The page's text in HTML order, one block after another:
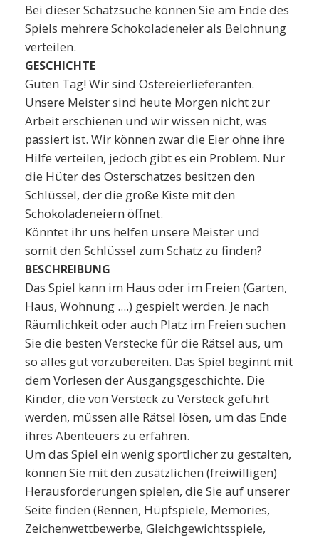
Bei dieser Schatzsuche können Sie am Ende des
Spiels mehrere Schokoladeneier als Belohnung
verteilen.
GESCHICHTE
Guten Tag! Wir sind Ostereierlieferanten.
Unsere Meister sind heute Morgen nicht zur
Arbeit erschienen und wir wissen nicht, was
passiert ist. Wir können zwar die Eier ohne ihre
Hilfe verteilen, jedoch gibt es ein Problem. Nur
die Hüter des Osterschatzes besitzen den
Schlüssel, der die große Kiste mit den
Schokoladeneiern öffnet.
Könntet ihr uns helfen unsere Meister und
somit den Schlüssel zum Schatz zu finden?
BESCHREIBUNG
Das Spiel kann im Haus oder im Freien (Garten,
Haus, Wohnung ....) gespielt werden. Je nach
Räumlichkeit oder auch Platz im Freien suchen
Sie die besten Verstecke für die Rätsel aus, um
so alles gut vorzubereiten. Das Spiel beginnt mit
dem Vorlesen der Ausgangsgeschichte. Die
Kinder, die von Versteck zu Versteck geführt
werden, müssen alle Rätsel lösen, um das Ende
ihres Abenteuers zu erfahren.
Um das Spiel ein wenig sportlicher zu gestalten,
können Sie mit den zusätzlichen (freiwilligen)
Herausforderungen spielen, die Sie auf unserer
Seite finden (Rennen, Hüpfspiele, Memories,
Zeichenwettbewerbe, Gleichgewichtsspiele,